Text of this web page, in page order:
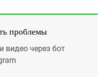
проблемы
видео через бот